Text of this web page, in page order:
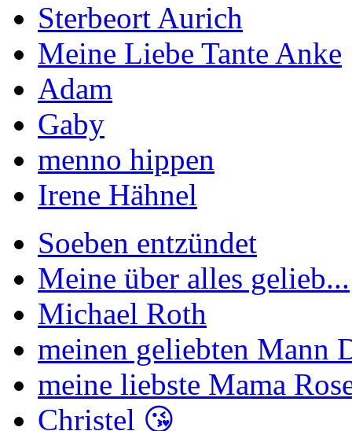
Sterbeort Aurich
Meine Liebe Tante Anke
Adam
Gaby
menno hippen
Irene Hähnel
Soeben entzündet
Meine über alles gelieb...
Michael Roth
meinen geliebten Mann
meine liebste Mama
Christel 😘